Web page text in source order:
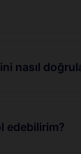
nasıl
edebilirim?